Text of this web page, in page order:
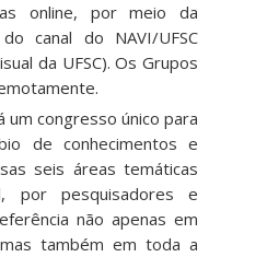
online, por meio da
canal do NAVI/UFSC
da UFSC). Os Grupos
um congresso único para
de conhecimentos e
seis áreas temáticas
por pesquisadores e
não apenas em
também em toda a